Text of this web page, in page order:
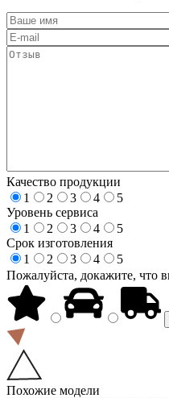
Качество продукции
1
2 3 4
5
Уровень сервиса
1
2 3 4
5
Срок изготовления
1
2 3 4
5
Пожалуйста, докажите, что
Похожие модели